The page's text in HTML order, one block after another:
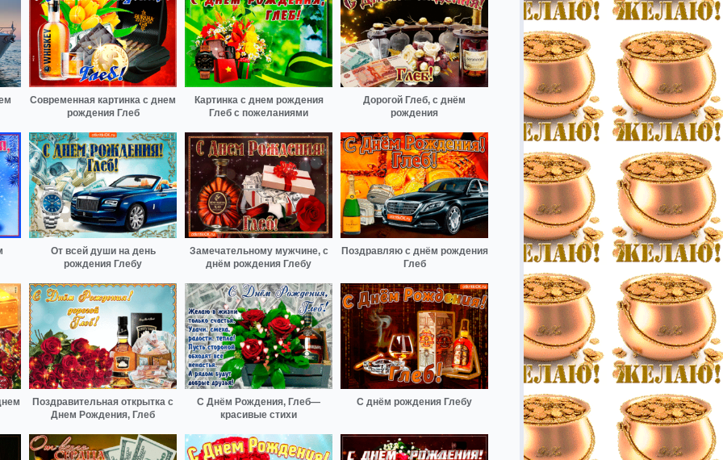
Современная картинка с днем
рождения Глеб
Картинка с днем рождения
Глеб с пожеланиями
Дорогой Глеб, с днём
рождения
От всей души на день
рождения Глебу
Замечательному мужчине, с
днём рождения Глебу
Поздравляю с днём рождения
Глеб
Поздравительная открытка с
Днем Рождения, Глеб
С Днём Рождения, Глеб—
красивые стихи
С днём рождения Глебу